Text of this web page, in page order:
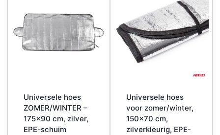
Universele hoes
ZOMER/WINTER –
175×90 cm, zilver,
EPE-schuim
Universele hoes
voor zomer/winter,
150×70 cm,
zilverkleurig, EPE-